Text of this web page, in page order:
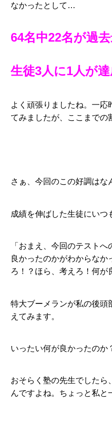
なかったとして…
64名中22名が過
生徒3人に1人が達
よく頑張りましたね。一応
てみましたが、ここまでの
さぁ、今回のこの好調はな
成績を伸ばした生徒にいつ
「おまえ、今回のテスト
良かったのかがわからな
ろ！？ほら、考えろ！何が
特大ブーメランが私の後頭
えてみます。
いったい何が良かったのか
おそらく塾の先生でしたら
んですよね。ちょっと私と